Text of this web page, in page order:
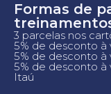
Formas de
3 parcelas nos
5% de desconto à
5% de desconto à
5% de desconto à
Itaú